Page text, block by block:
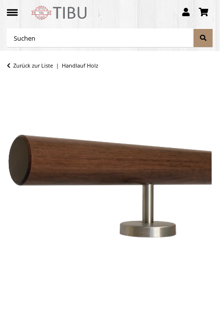
Zurück zur Liste Handlauf Holz